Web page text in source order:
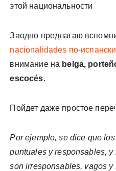
этой национальности
Заодно предлагаю
nacionalidades по-испански
внимание на belga,
escocés.
Пойдет даже простое
Por ejemplo, se dice que
puntuales y responsables,
son irresponsables, vagos